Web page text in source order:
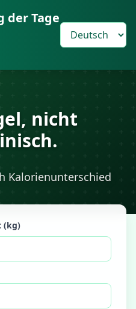
der Tage
nicht
Kalorienunterschied
(kg)